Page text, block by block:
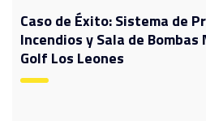
Caso de Éxito: Sistema de
Incendios y Sala de Bombas
Golf Los Leones